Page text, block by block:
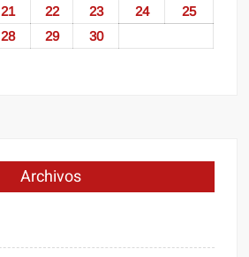
21 22 23 24
25
28 29
30
Archivos